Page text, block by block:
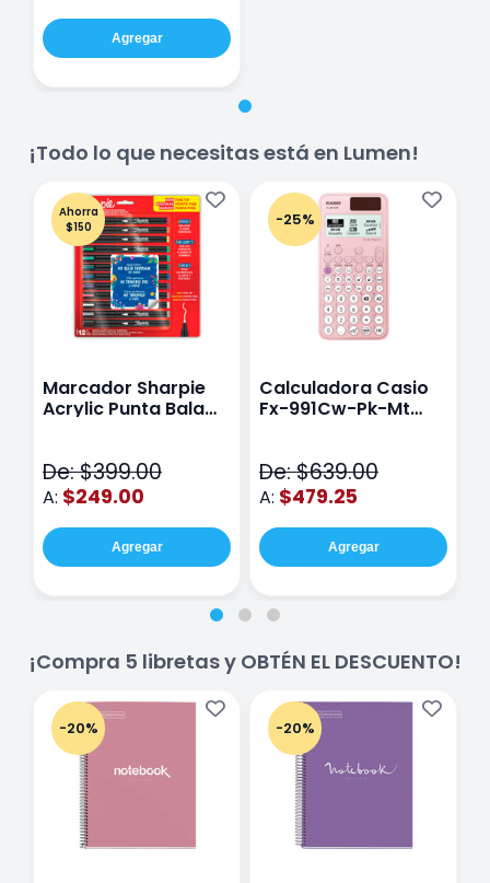
Agregar
¡Todo lo que necesitas está en Lumen!
Ahorra
$150
Marcador Sharpie
Acrylic Punta Bala
De: $399.00
A: $249.00
Agregar
-25%
Calculadora Casio
Fx-991Cw-Pk-Mt
De: $639.00
A: $479.25
Agregar
¡Compra 5 libretas y OBTÉN EL DESCUENTO!
-20% -20%